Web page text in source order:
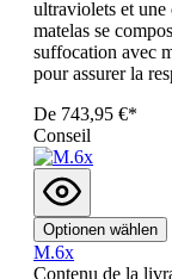
ultraviolets et une
matelas se
suffocation avec
pour assurer la
De 743,95 €*
Conseil
Optionen wählen
M.6x
Contenu de la